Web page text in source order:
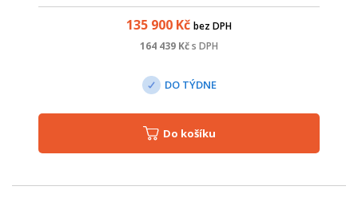
135 900 Kč bez DPH
164 439 Kčs DPH
DO TÝDNE
Do košíku